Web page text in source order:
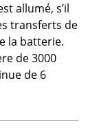
allumé, s’il
transferts de
la batterie.
de 3000
de 6